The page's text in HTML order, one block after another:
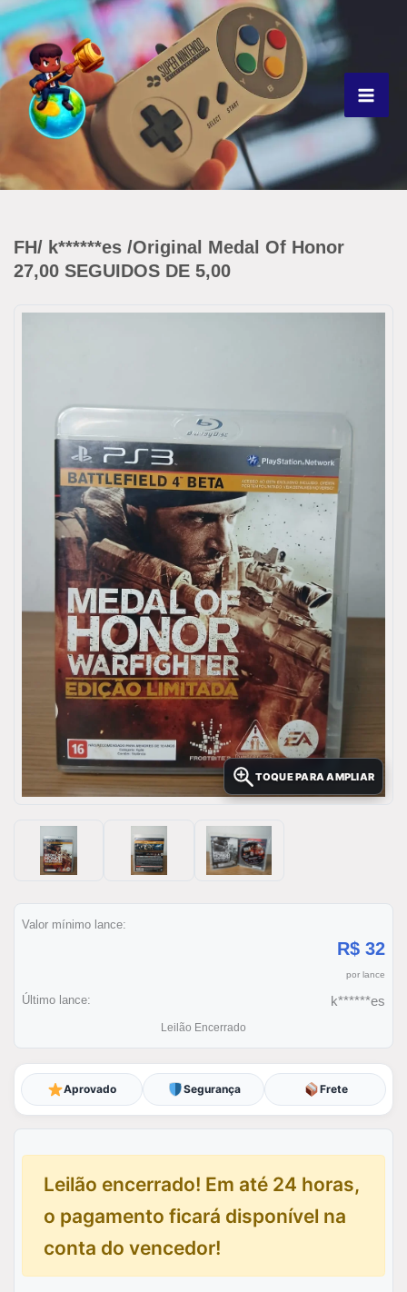
Ir
para
o
conteúdo
FH/ k******es /Original Medal Of Honor
27,00 SEGUIDOS DE 5,00
TOQUE PARA AMPLIAR
Valor mínimo lance:
R$ 32
por lance
Último lance: k******es
Leilão Encerrado
Aprovado Segurança Frete
Leilão encerrado! Em até 24 horas,
o pagamento ficará disponível na
conta do vencedor!